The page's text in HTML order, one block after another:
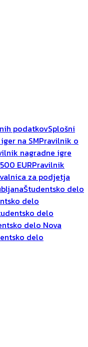
podatkovSplošni
na SMPravilnik o
nagradne igre
EURPravilnik
za podjetja
Študentsko delo
delo
delo
delo Nova
delo